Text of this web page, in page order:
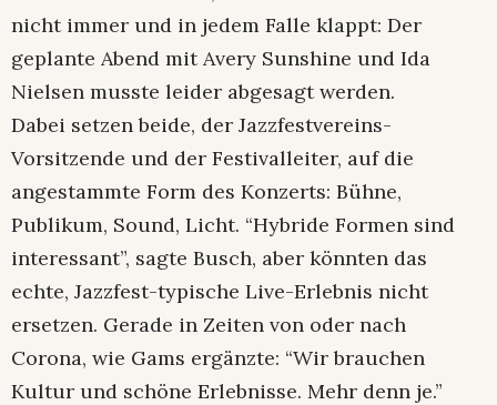
nicht immer und in jedem Falle klappt: Der
geplante Abend mit Avery Sunshine und Ida
Nielsen musste leider abgesagt werden.
Dabei setzen beide, der Jazzfestvereins-
Vorsitzende und der Festivalleiter, auf die
angestammte Form des Konzerts: Bühne,
Publikum, Sound, Licht. “Hybride Formen sind
interessant”, sagte Busch, aber könnten das
echte, Jazzfest-typische Live-Erlebnis nicht
ersetzen. Gerade in Zeiten von oder nach
Corona, wie Gams ergänzte: “Wir brauchen
Kultur und schöne Erlebnisse. Mehr denn je.”